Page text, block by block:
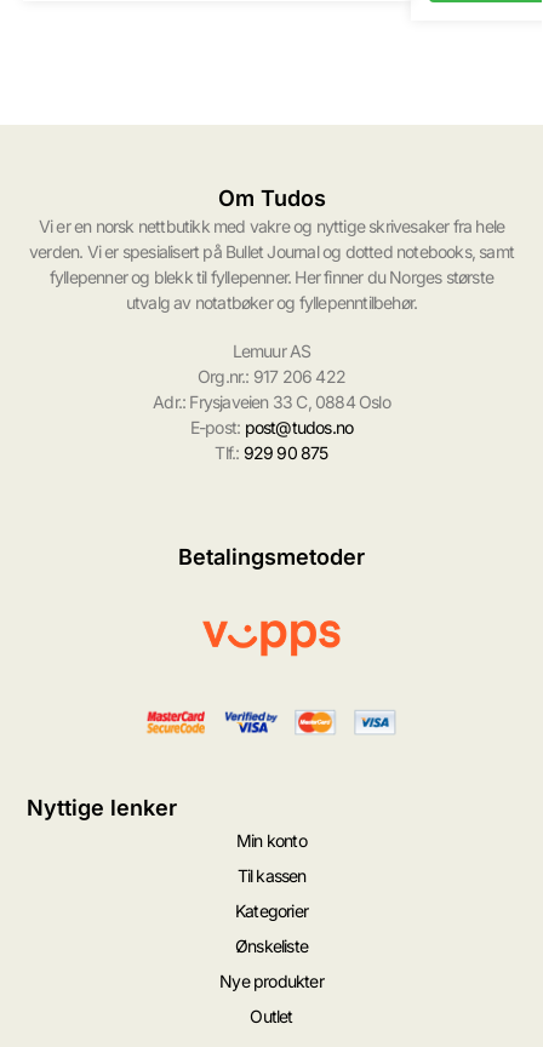
Om Tudos
Vi er en norsk nettbutikk med vakre og nyttige skrivesaker fra hele
verden. Vi er spesialisert på Bullet Journal og dotted notebooks, samt
fyllepenner og blekk til fyllepenner. Her finner du Norges største
utvalg av notatbøker og fyllepenntilbehør.
Lemuur AS
Org.nr.: 917 206 422
Adr.: Frysjaveien 33 C, 0884 Oslo
E-post: post@tudos.no
Tlf.: 929 90 875
Betalingsmetoder
Nyttige lenker
Min konto
Til kassen
Kategorier
Ønskeliste
Nye produkter
Outlet